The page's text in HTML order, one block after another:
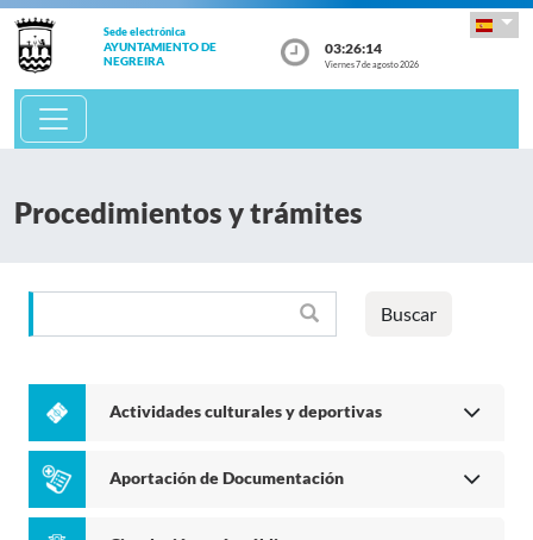
Sede electrónica
AYUNTAMIENTO DE
NEGREIRA
03:26:14
Viernes 7 de agosto 2026
Procedimientos y trámites
Buscar
Actividades culturales y deportivas
Aportación de Documentación